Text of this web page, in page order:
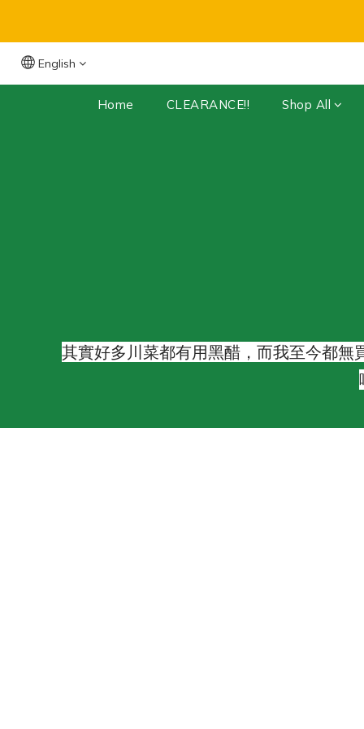
Free Shipping for orders over $399 (Dry
English
Home CLEARANCE!! Shop All
其實好多川菜都有用黑醋，而我至今都